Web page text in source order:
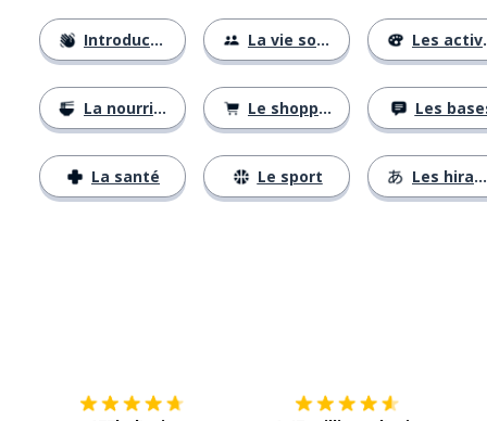
Introductions
La nourriture
La santé
La vie sociale
Le shopping
Le sport
Les activités
Les
Les hiraganas